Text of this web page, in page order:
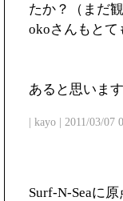
たか？（まだ
okoさんもとて
あると思いま
| kayo | 2011/03/07
Surf-N-Seaに